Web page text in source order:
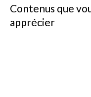
Contenus que
apprécier